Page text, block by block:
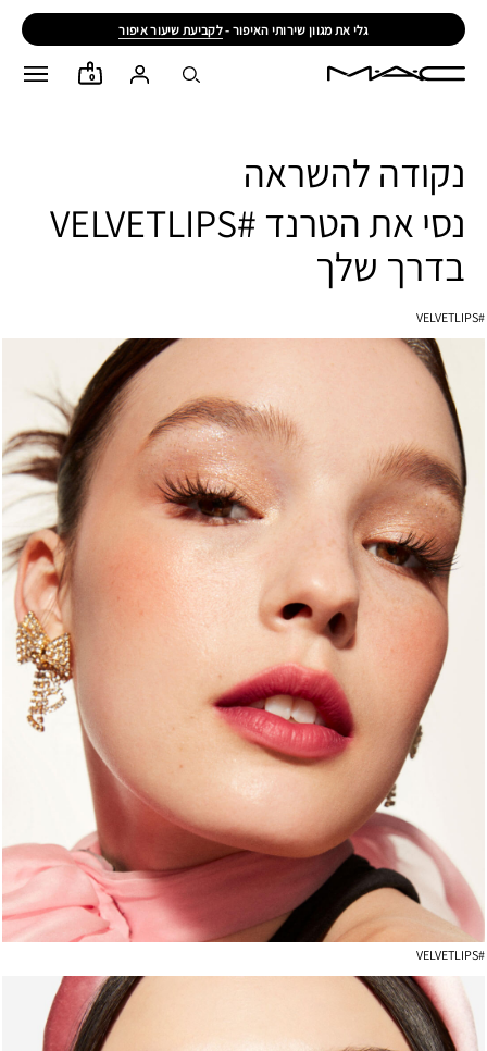
גלי את מגוון שירותי האיפור -לקביעת שיעור איפור
0
נקודה להשראה
נסי את הטרנד #VELVETLIPS
בדרך שלך
#VELVETLIPS
#VELVETLIPS